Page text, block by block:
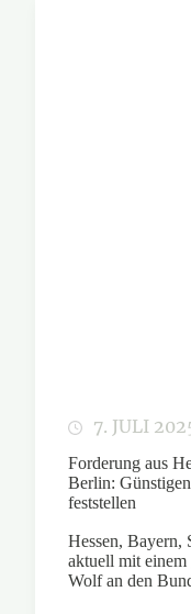
7. JULI
Forderung aus
Berlin:
feststellen
Hessen, Bayern,
aktuell mit einem
Wolf an den